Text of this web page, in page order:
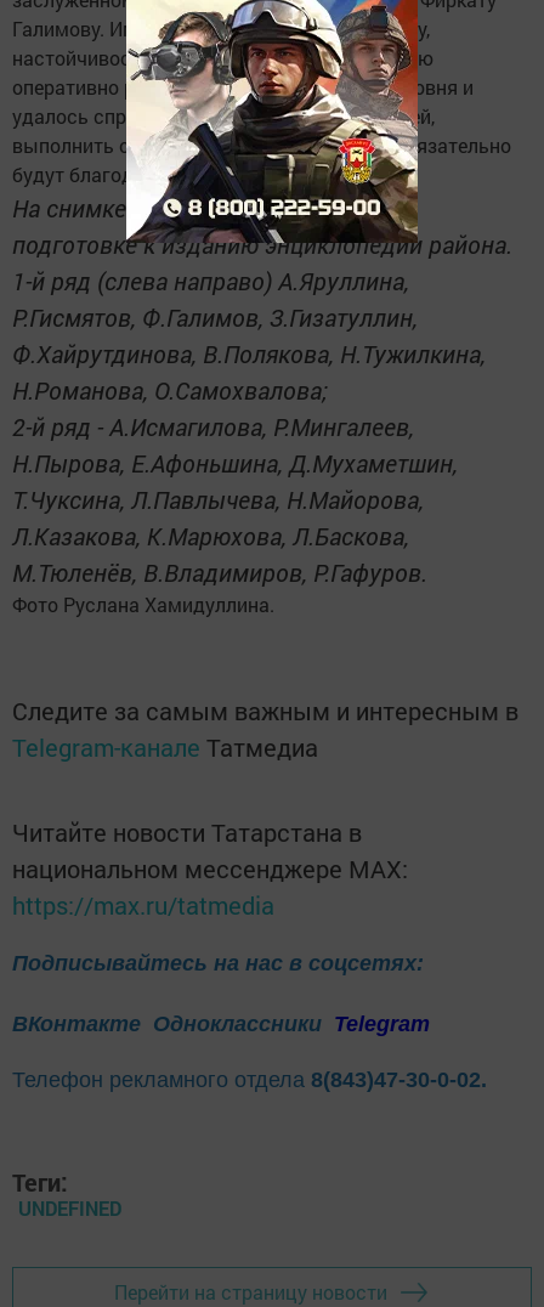
Галимову. Именно благодаря его энтузиазму,
настойчивости, целеустремлённости, умению
оперативно решать вопросы различного уровня и
удалось справиться с поставленной задачей,
выполнить огромную работу, за которую обязательно
будут благодарны люди.
На снимке: они активно участвуют в
подготовке к изданию энциклопедии района.
1-й ряд (слева направо) А.Яруллина,
Р.Гисмятов, Ф.Галимов, З.Гизатуллин,
Ф.Хайрутдинова, В.Полякова, Н.Тужилкина,
Н.Романова, О.Самохвалова;
2-й ряд - А.Исмагилова, Р.Мингалеев,
Н.Пырова, Е.Афоньшина, Д.Мухаметшин,
Т.Чуксина, Л.Павлычева, Н.Майорова,
Л.Казакова, К.Марюхова, Л.Баскова,
М.Тюленёв, В.Владимиров, Р.Гафуров.
Фото Руслана Хамидуллина.
Следите за самым важным и интересным в
Telegram-канале Татмедиа
Читайте новости Татарстана в
национальном мессенджере MАХ:
https://max.ru/tatmedia
Подписывайтесь на нас в соцсетях:
ВКонтакте Одноклассники Telegram
Телефон рекламного отдела 8(843)47-30-0-02.
Теги:
UNDEFINED
Перейти на страницу новости